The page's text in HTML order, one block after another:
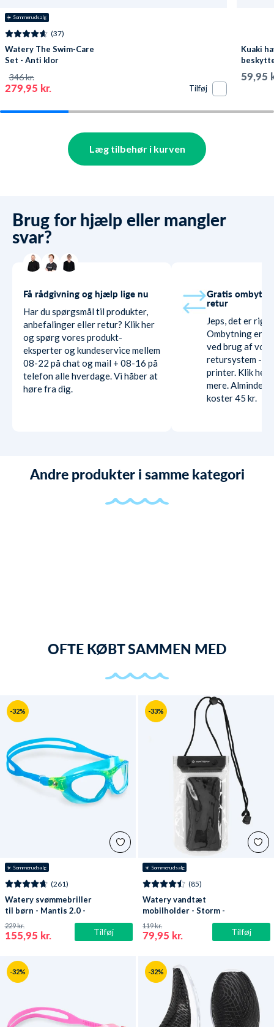
☀️ Sommerudsalg
(37)
Watery The Swim-Care
Set - Anti klor
279,95 kr.
346 kr.
Tilføj
Kuaki
59,95
Læg tilbehør i kurven
Brug for hjælp eller mangler
svar?
Få rådgivning og hjælp lige nu
Har du spørgsmål til produkter,
anbefalinger eller retur? Klik her
og spørg vores produkt-
eksperter og kundeservice mellem
08-22 på chat og mail + 08-16 på
telefon alle hverdage. Vi håber at
høre fra dig.
Gratis
retur
Jeps, det er
Ombytning er
ved brug af
retursystem -
printer. Klik her
mere.
koster 45 kr.
Andre produkter i samme kategori
OFTE KØBT SAMMEN MED
-32%
☀️ Sommerudsalg
Tilføj
(261)
Watery svømmebriller
til børn - Mantis 2.0 -
Atlantic Blå/klar
155,95 kr.
229 kr.
-33%
☀️ Sommerudsalg
Tilføj
(85)
Watery vandtæt
mobilholder - Storm -
Sort
79,95 kr.
119 kr.
-32% -32%